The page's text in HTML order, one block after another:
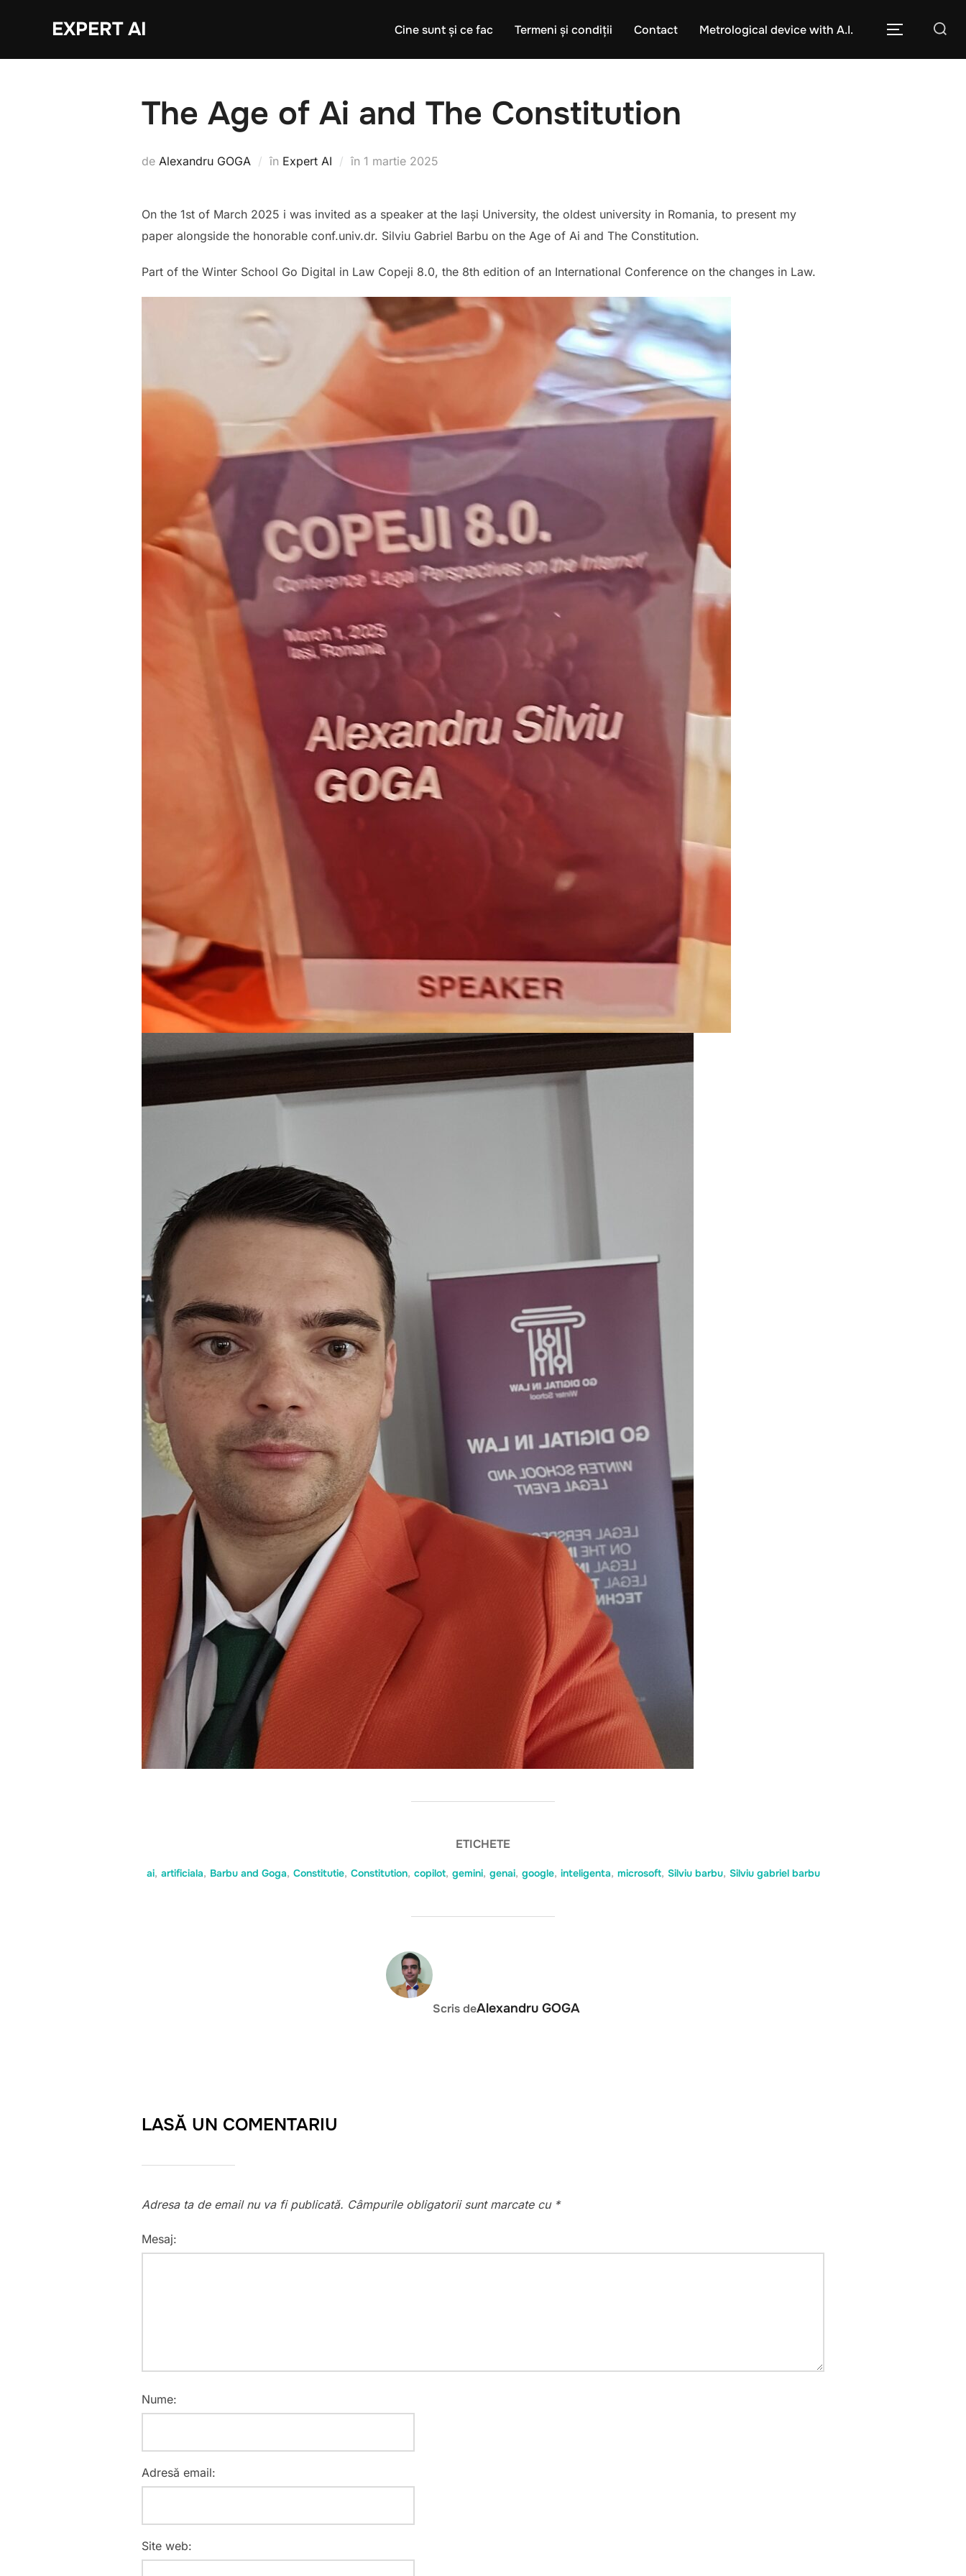
EXPERT AI Cine sunt și ce fac Termeni și condiții Contact Metrological device with A.I.
Caută COMUTĂ
The Age of Ai and The Constitution
de Alexandru GOGA în Expert AI în Publicat
1 martie 2025
On the 1st of March 2025 i was invited as a speaker at the Iași University, the oldest university in Romania, to present my
paper alongside the honorable conf.univ.dr. Silviu Gabriel Barbu on the Age of Ai and The Constitution.
Part of the Winter School Go Digital in Law Copeji 8.0, the 8th edition of an International Conference on the changes in Law.
ETICHETE
ai, artificiala, Barbu and Goga, Constitutie, Constitution, copilot, gemini, genai, google, inteligenta, microsoft, Silviu barbu, Silviu gabriel barbu
Scris deAlexandru GOGA
LASĂ UN COMENTARIU
Adresa ta de email nu va fi publicată. Câmpurile obligatorii sunt marcate cu *
Mesaj:
Nume:
Adresă email:
Site web: